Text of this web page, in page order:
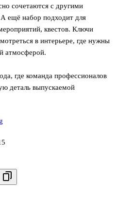
сочетаются с другими
ещё набор подходит для
квестов. Ключи
в интерьере, где нужны
атмосферой.
где команда профессионалов
деталь выпускаемой